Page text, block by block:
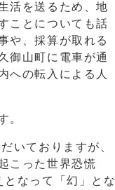
活を送るため、地
ことについても話
や、採算が取れる
御山町に電車が通
への転入による人
。
いておりますが、
こった世界恐慌
なって「幻」とな